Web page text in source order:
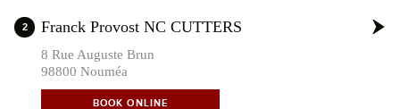
2 Franck Provost NC CUTTERS
8 Rue Auguste Brun
98800 Nouméa
BOOK ONLINE